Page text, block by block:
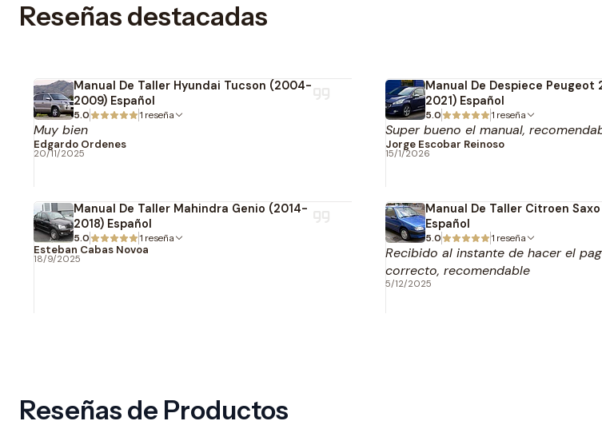
Reseñas destacadas
Manual De Taller Hyundai Tucson (2004-
2009) Español
5.0 1 reseña
Muy bien
Edgardo Ordenes
20/11/2025
Manual De Despiece Peugeot
2021) Español
5.0 1 reseña
Super bueno el manual,
Jorge Escobar Reinoso
15/1/2026
Manual De Taller Mahindra Genio (2014-
2018) Español
5.0 1 reseña
Esteban Cabas Novoa
18/9/2025
Manual De Taller Citroen
Español
5.0 1 reseña
Recibido al instante de hacer el
correcto, recomendable
5/12/2025
Reseñas de Productos